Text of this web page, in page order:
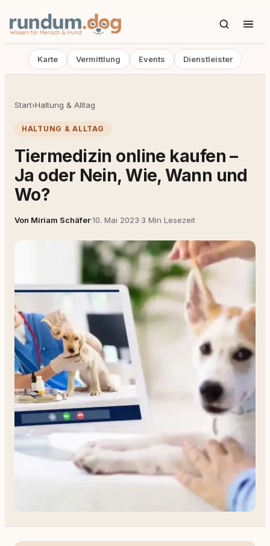
Karte Vermittlung Events Dienstleister
Start›Haltung & Alltag
HALTUNG & ALLTAG
Tiermedizin online kaufen –
Ja oder Nein, Wie, Wann und
Wo?
Von Miriam Schäfer·10. Mai 2023·3 Min Lesezeit